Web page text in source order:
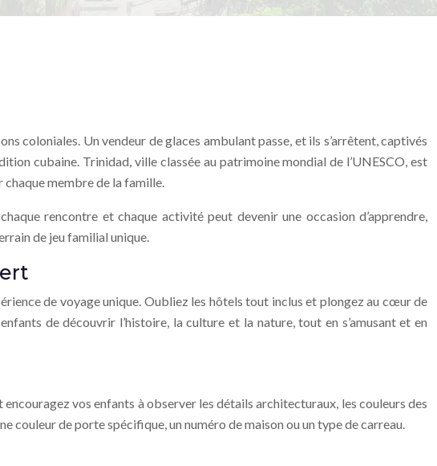
coloniales. Un vendeur de glaces ambulant passe, et ils s’arrêtent, captivés
cubaine. Trinidad, ville classée au patrimoine mondial de l’UNESCO, est
chaque membre de la famille.
rencontre et chaque activité peut devenir une occasion d’apprendre,
de jeu familial unique.
de voyage unique. Oubliez les hôtels tout inclus et plongez au cœur de
de découvrir l’histoire, la culture et la nature, tout en s’amusant et en
vos enfants à observer les détails architecturaux, les couleurs des
couleur de porte spécifique, un numéro de maison ou un type de carreau.